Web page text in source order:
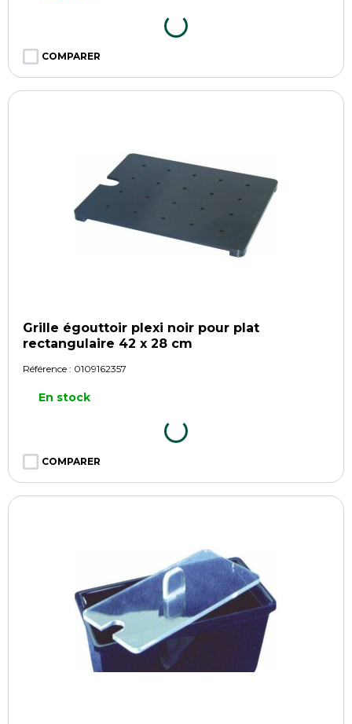
COMPARER
Grille égouttoir plexi noir pour plat
rectangulaire 42 x 28 cm
Référence : 0109162357
En stock
COMPARER